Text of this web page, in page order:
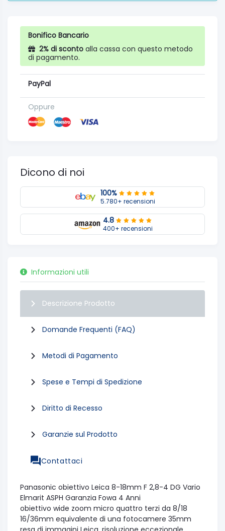
Bonifico Bancario
2% di sconto alla cassa con questo metodo
di pagamento.
PayPal
Oppure
Dicono di noi
100%
5.780+ recensioni
4.8
400+ recensioni
Informazioni utili
Descrizione Prodotto
Domande Frequenti (FAQ)
Metodi di Pagamento
Spese e Tempi di Spedizione
Diritto di Recesso
Garanzie sul Prodotto
Contattaci
Panasonic obiettivo Leica 8-18mm F 2,8-4 DG Vario
Elmarit ASPH Garanzia Fowa 4 Anni
obiettivo wide zoom micro quattro terzi da 8/18
16/36mm equivalente di una fotocamere 35mm